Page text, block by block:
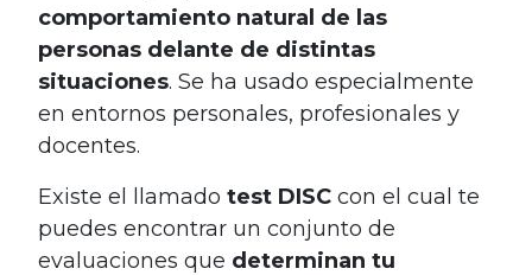
comportamiento natural de las
personas delante de distintas
situaciones. Se ha usado especialmente
en entornos personales, profesionales y
docentes.
Existe el llamado test DISC con el cual te
puedes encontrar un conjunto de
evaluaciones que determinan tu